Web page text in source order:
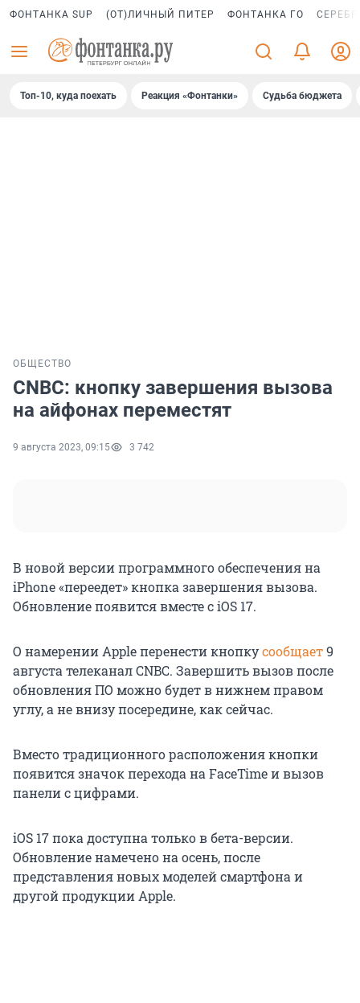
ФОНТАНКА SUP (ОТ)ЛИЧНЫЙ ПИТЕР ФОНТАНКА ГО
Топ-10, куда поехать Реакция «Фонтанки» Судьба бюджета
ОБЩЕСТВО
CNBC: кнопку завершения вызова
на айфонах переместят
9 августа 2023, 09:15 3 742
В новой версии программного обеспечения на
iPhone «переедет» кнопка завершения вызова.
Обновление появится вместе с iOS 17.
О намерении Apple перенести кнопкусообщает9
августа телеканал CNBC. Завершить вызов после
обновления ПО можно будет в нижнем правом
углу, а не внизу посередине, как сейчас.
Вместо традиционного расположения кнопки
появится значок перехода на FaceTime и вызов
панели с цифрами.
iOS 17 пока доступна только в бета-версии.
Обновление намечено на осень, после
представления новых моделей смартфона и
другой продукции Apple.